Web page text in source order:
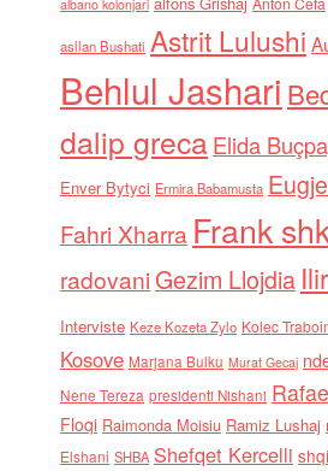
albano kolonjari
asllan Bushati Astrit Lulushi
Behlul Jashari
dalip grecaElida
Enver Bytyci Ermira Babamusta
Fahri Xharra Frank
radovaniGezim Llojdia
Interviste Keze Kozeta Zylo Kolec
Kosove Marjana Bulku Murat Gecaj
Nene Tereza presidenti Nishani
Floqi Raimonda Moisiu Ramiz Lushaj
Elshani SHBA Shefqet Kercelli